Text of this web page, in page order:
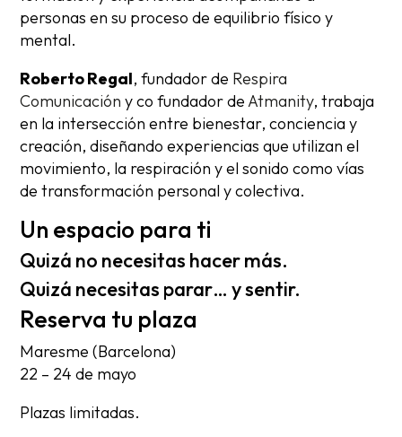
personas en su proceso de equilibrio físico y
mental.
Roberto Regal, fundador de Respira
Comunicación y co fundador deAtmanity, trabaja
en la intersección entre bienestar, conciencia y
creación, diseñando experiencias que utilizan el
movimiento, la respiración y el sonido como vías
de transformación personal y colectiva.
Un espacio para ti
Quizá no necesitas hacer más.
Quizá necesitas parar… y sentir.
Reserva tu plaza
Maresme (Barcelona)
22 – 24 de mayo
Plazas limitadas.